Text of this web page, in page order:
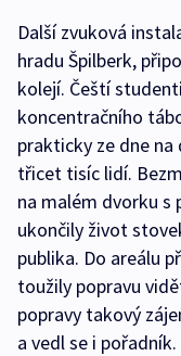
Další zvuková
hradu Špilberk,
kolejí. Čeští
koncentračního
prakticky ze dne
třicet tisíc lidí.
na malém dvorku s
ukončily život
publika. Do areálu
toužily popravu
popravy takový
a vedl se i pořadník.